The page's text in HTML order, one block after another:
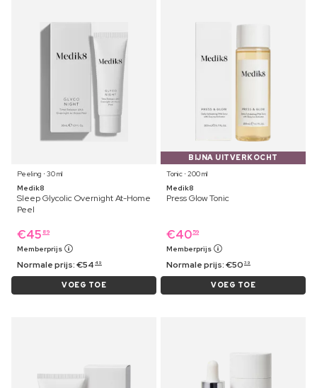
Peeling ⋅ 30 ml
Medik8
Sleep Glycolic Overnight At-Home
Peel
€45 89
Memberprijs
Normale prijs:€54 49
VOEG TOE
BIJNA UITVERKOCHT
Tonic ⋅ 200 ml
Medik8
Press Glow Tonic
€40 59
Memberprijs
Normale prijs:€50 39
VOEG TOE